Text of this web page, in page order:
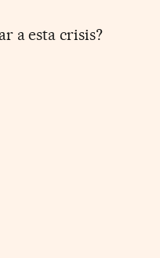
a esta crisis?